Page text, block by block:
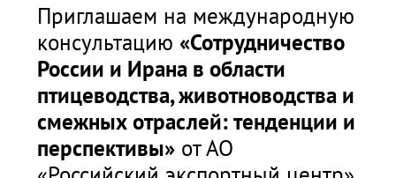
Приглашаем на международную
консультацию «Сотрудничество
России и Ирана в области
птицеводства, животноводства и
смежных отраслей: тенденции и
перспективы» от АО